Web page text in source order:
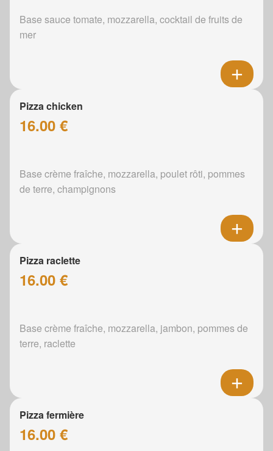
Base sauce tomate, mozzarella, cocktail de fruits de
mer
Pizza chicken
16.00 €
Base crème fraîche, mozzarella, poulet rôti, pommes
de terre, champignons
Pizza raclette
16.00 €
Base crème fraîche, mozzarella, jambon, pommes de
terre, raclette
Pizza fermière
16.00 €